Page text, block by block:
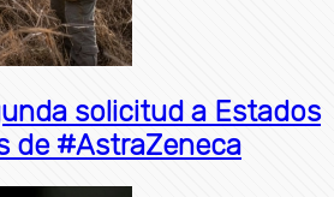
solicitud a Estados
de #AstraZeneca